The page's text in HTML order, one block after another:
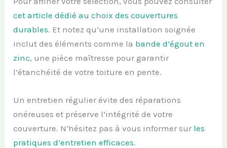
cet article dédié au choix des couvertures
durables. Et notez qu’une installation soignée
inclut des éléments comme la bande d’égout en
zinc, une pièce maîtresse pour garantir
l’étanchéité de votre toiture en pente.
Un entretien régulier évite des réparations
onéreuses et préserve l’intégrité de votre
couverture. N’hésitez pas à vous informer sur les
pratiques d’entretien efficaces.